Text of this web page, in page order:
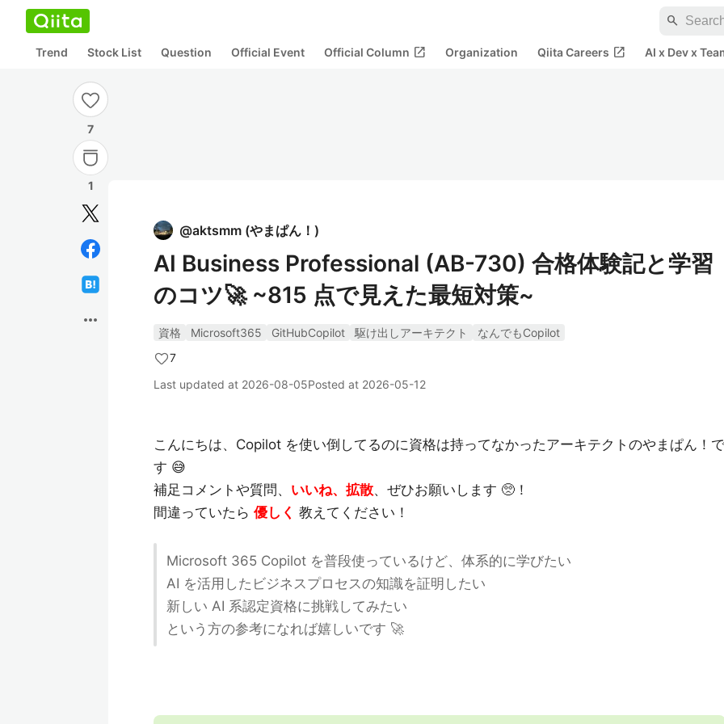
search
Trend Stock List Question Official Event Official Column open_in_new Organization Qiita Careers open_in_new AI x Dev x
7
1
more_horiz
@aktsmm (やまぱん！ )
AI Business Professional (AB-730) 合格体験記と学習
のコツ🚀 ~815 点で見えた最短対策~
資格 Microsoft365 GitHubCopilot 駆け出しアーキテクト
なんでもCopilot
7
Last updated at 2026-08-05Posted at 2026-05-12
こんにちは、Copilot を使い倒してるのに資格は持ってなかったアーキテクトのやまぱん！で
す 😅
補足コメントや質問、 いいね、拡散、ぜひお願いします 🥺！
間違っていたら 優しく 教えてください！
Microsoft 365 Copilot を普段使っているけど、体系的に学びたい
AI を活用したビジネスプロセスの知識を証明したい
新しい AI 系認定資格に挑戦してみたい
という方の参考になれば嬉しいです 🚀